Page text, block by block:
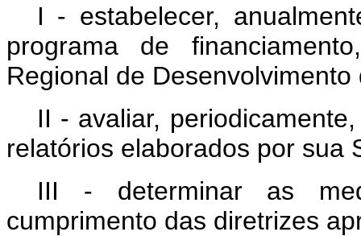
I - estabelecer,
programa de
Regional de
II - avaliar,
relatórios elaborados por sua
III - determinar as
cumprimento das diretrizes